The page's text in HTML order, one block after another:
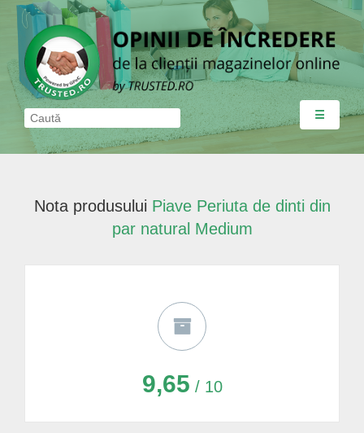
☰
Nota produsului Piave Periuta de dinti din
par natural Medium
9,65 / 10